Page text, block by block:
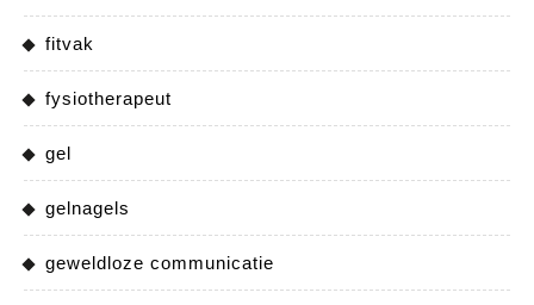
fitvak
fysiotherapeut
gel
gelnagels
geweldloze communicatie